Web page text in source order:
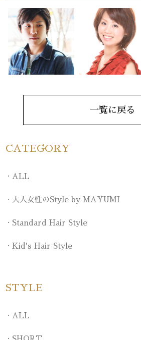
一覧に戻る
CATEGORY
ALL
大人女性のStyle by MAYUMI
Standard Hair Style
Kid's Hair Style
STYLE
ALL